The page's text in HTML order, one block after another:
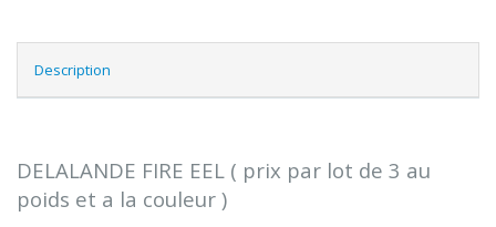
Description
DELALANDE FIRE EEL ( prix par lot de 3 au
poids et a la couleur )